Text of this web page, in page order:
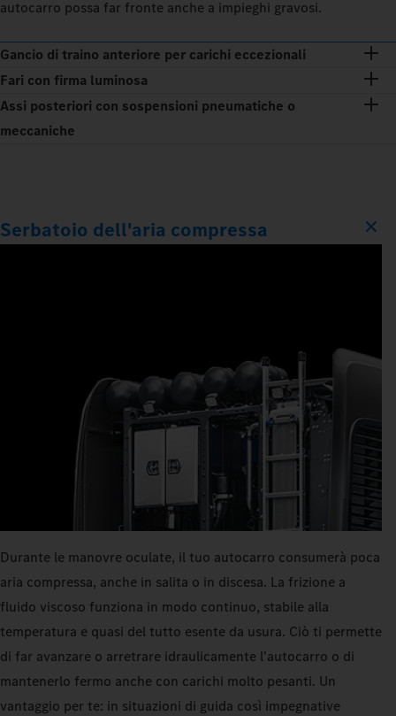
autocarro possa far fronte anche a impieghi gravosi.
Gancio di traino anteriore per carichi eccezionali
Fari con firma luminosa
Assi posteriori con sospensioni pneumatiche o
meccaniche
Serbatoio dell'aria compressa
Durante le manovre oculate, il tuo autocarro consumerà poca
aria compressa, anche in salita o in discesa. La frizione a
fluido viscoso funziona in modo continuo, stabile alla
temperatura e quasi del tutto esente da usura. Ciò ti permette
di far avanzare o arretrare idraulicamente l'autocarro o di
mantenerlo fermo anche con carichi molto pesanti. Un
vantaggio per te: in situazioni di guida così impegnative